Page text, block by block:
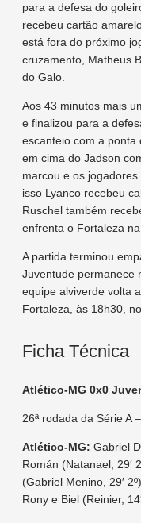
para a defesa do
recebeu cartão
está fora do próximo
cruzamento, Matheus
do Galo.
Aos 43 minutos mais
e finalizou para a
escanteio com a ponta
em cima do Jadson
marcou e os
isso Lyanco recebeu
Ruschel também
enfrenta o Fortaleza
A partida terminou
Juventude permanece
equipe alviverde volta
Fortaleza, às 18h30,
Ficha Técnica
Atlético-MG 0x0
26ª rodada da Série A
Atlético-MG: Gabriel
Román (Natanael, 29′
(Gabriel Menino, 29′
Rony e Biel (Reinier,